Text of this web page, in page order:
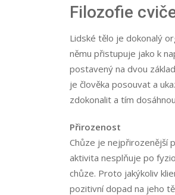
Filozofie
Lidské tělo je dokonalý
němu přistupuje jako k
postavený na dvou
je člověka posouvat a
zdokonalit a tím
Přirozenost
Chůze je nejpřirozenější
aktivita nesplňuje po
chůze. Proto jakýkoliv
pozitivní dopad na jeho